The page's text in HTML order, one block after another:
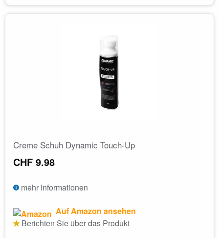
Creme Schuh Dynamic Touch-Up
CHF 9.98
mehr Informationen
Auf Amazon ansehen
Berichten Sie über das Produkt